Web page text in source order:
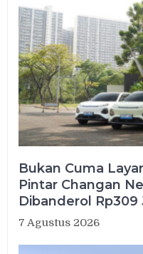
Bukan Cuma
Pintar Changan
Dibanderol Rp309
7 Agustus 2026